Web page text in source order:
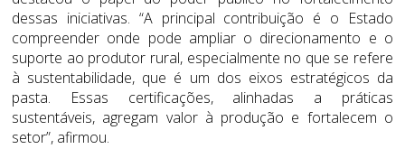
dessas iniciativas. “A principal contribuição é o Estado
compreender onde pode ampliar o direcionamento e o
suporte ao produtor rural, especialmente no que se refere
à sustentabilidade, que é um dos eixos estratégicos da
pasta. Essas certificações, alinhadas a práticas
sustentáveis, agregam valor à produção e fortalecem o
setor”, afirmou.